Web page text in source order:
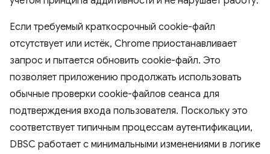
Если требуемый краткосрочный cookie-файл
отсутствует или истёк, Chrome приостанавливает
запрос и пытается обновить cookie-файл. Это
позволяет приложению продолжать использовать
обычные проверки cookie-файлов сеанса для
подтверждения входа пользователя. Поскольку это
соответствует типичным процессам аутентификации,
DBSC работает с минимальными изменениями в логике